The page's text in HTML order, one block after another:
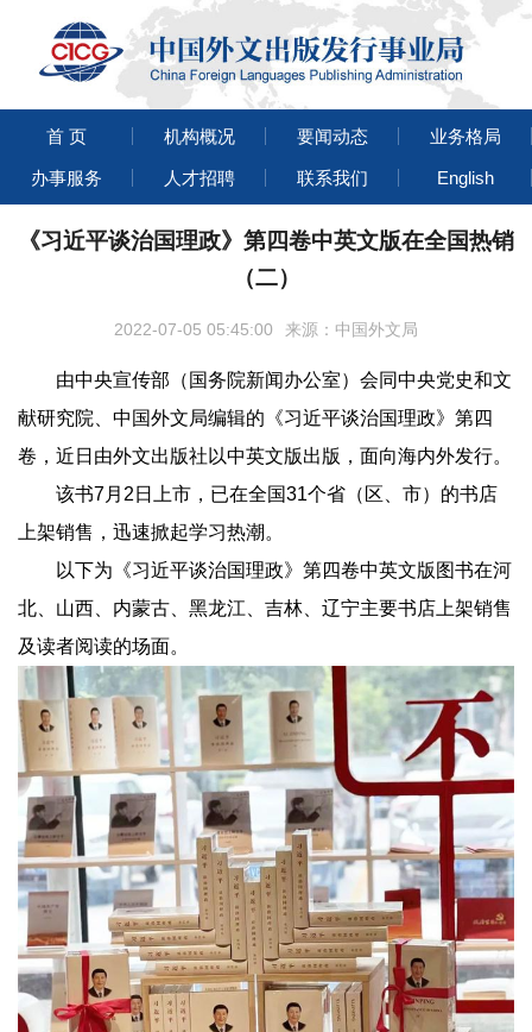
首 页 机构概况 要闻动态 业务格局
办事服务 人才招聘 联系我们 English
《习近平谈治国理政》第四卷中英文版在全国热销
（二）
2022-07-05 05:45:00 来源：中国外文局
由中央宣传部（国务院新闻办公室）会同中央党史和文
献研究院、中国外文局编辑的《习近平谈治国理政》第四
卷，近日由外文出版社以中英文版出版，面向海内外发行。
该书7月2日上市，已在全国31个省（区、市）的书店
上架销售，迅速掀起学习热潮。
以下为《习近平谈治国理政》第四卷中英文版图书在河
北、山西、内蒙古、黑龙江、吉林、辽宁主要书店上架销售
及读者阅读的场面。